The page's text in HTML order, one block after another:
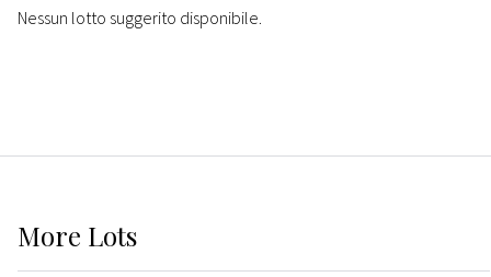
Nessun lotto suggerito disponibile.
More Lots